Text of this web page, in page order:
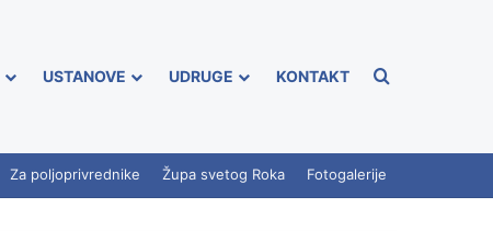
USTANOVE UDRUGE KONTAKT
Za poljoprivrednike Župa svetog Roka Fotogalerije